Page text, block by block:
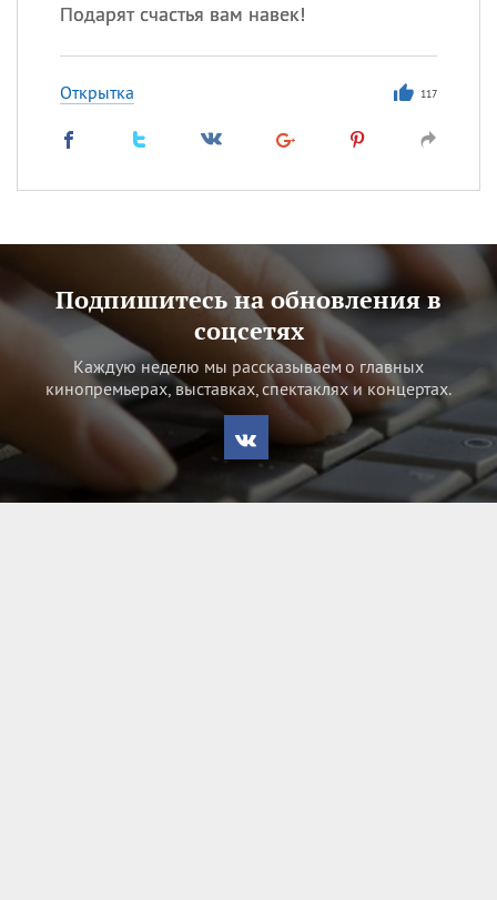
Подарят счастья вам навек!
Открытка 117
Подпишитесь на обновления в
соцсетях
Каждую неделю мы рассказываем о главных
кинопремьерах, выставках, спектаклях и концертах.